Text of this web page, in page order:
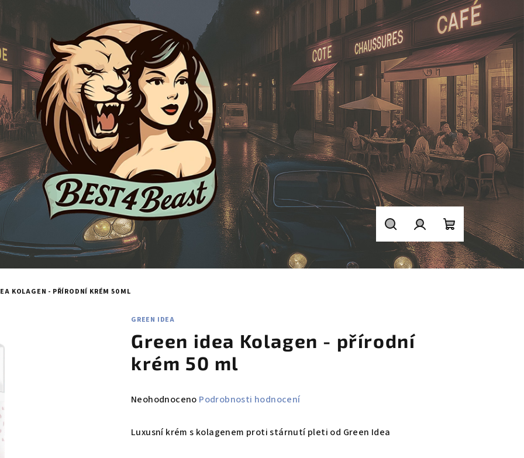
HledatPřihlášeníNákupní
KOLAGEN - PŘÍRODNÍ KRÉM 50 ML
GREEN IDEA
Green idea Kolagen - přírodní
krém 50 ml
Průměrné
produktu
Neohodnoceno Podrobnosti hodnocení
Luxusní krém s kolagenem proti stárnutí pleti od Green Idea